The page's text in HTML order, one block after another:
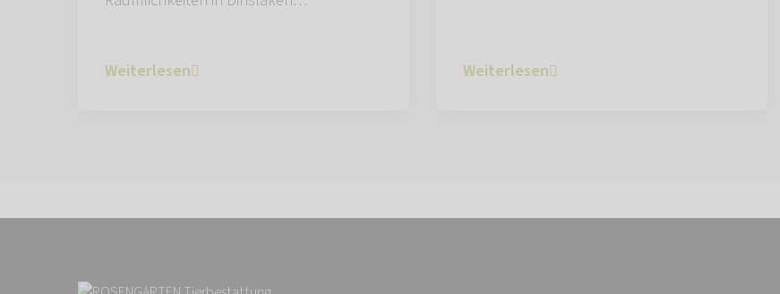
Weiterlesen Weiterlesen